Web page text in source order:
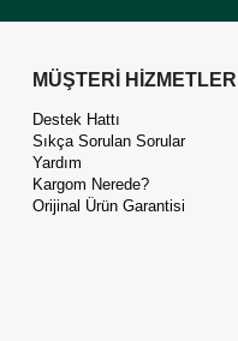
MÜŞTERİ HİZMETLERİ
Destek Hattı
Sıkça Sorulan Sorular
Yardım
Kargom Nerede?
Orijinal Ürün Garantisi